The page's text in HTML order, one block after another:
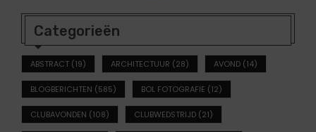
Categorieën
ABSTRACT (19) ARCHITECTUUR (28) AVOND (14)
BLOGBERICHTEN (585) BOL FOTOGRAFIE (12)
CLUBAVONDEN (108) CLUBWEDSTRIJD (21)